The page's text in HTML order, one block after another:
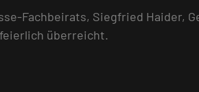
Fachbeirats, Siegfried Haider,
überreicht.